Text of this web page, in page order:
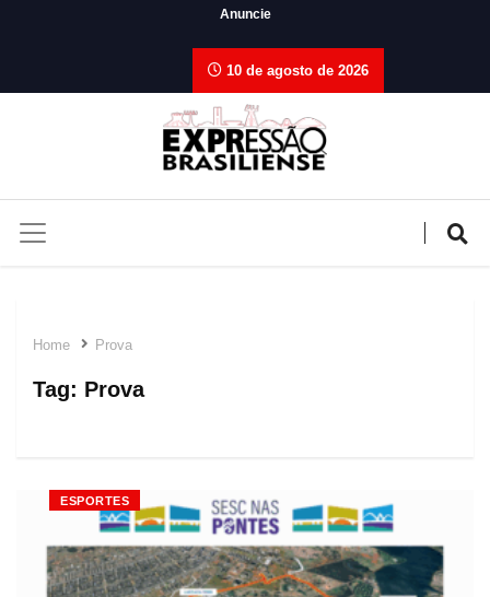
Anuncie
10 de agosto de 2026
Home Prova
Tag: Prova
ESPORTES